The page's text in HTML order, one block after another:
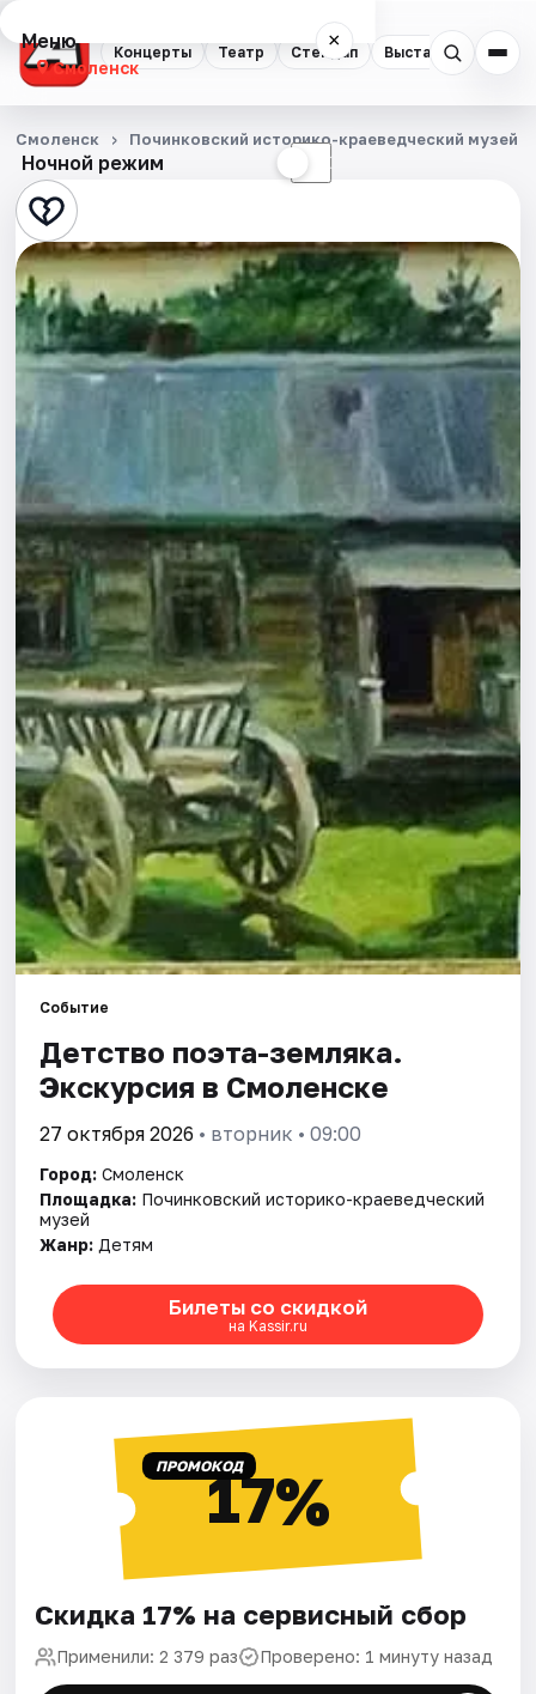
Концерты Театр Стендап Выставки
Меню ×
Смоленск
Концерты
Театр
Стендап
Выставки
Экскурсии
Спорт
События
Города
Площадки
Артисты
Рейтинги
Ночной режим ☾
Смоленск Починковский историко-краеведческий музей
Событие
Детство поэта-земляка.
Экскурсия в Смоленске
27 октября 2026 • вторник • 09:00
Город: Смоленск
Площадка: Починковский историко-краеведческий
музей
Жанр: Детям
Билеты со скидкой
на Kassir.ru
ПРОМОКОД17%
Скидка 17% на сервисный сбор
Применили: 2 379 раз Проверено: 1 минуту назад